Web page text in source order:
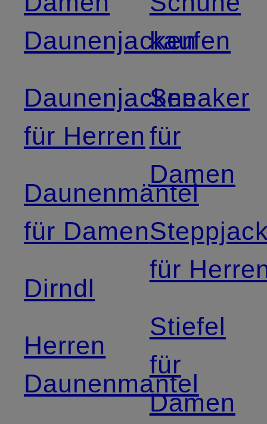
Daunenjacken
Daunenjacken
für Herren
Daunenmäntel
für Damen
Dirndl
Herren
Daunenmantel
kaufen
Sneaker
für
Damen
für
Stiefel
für
Damen